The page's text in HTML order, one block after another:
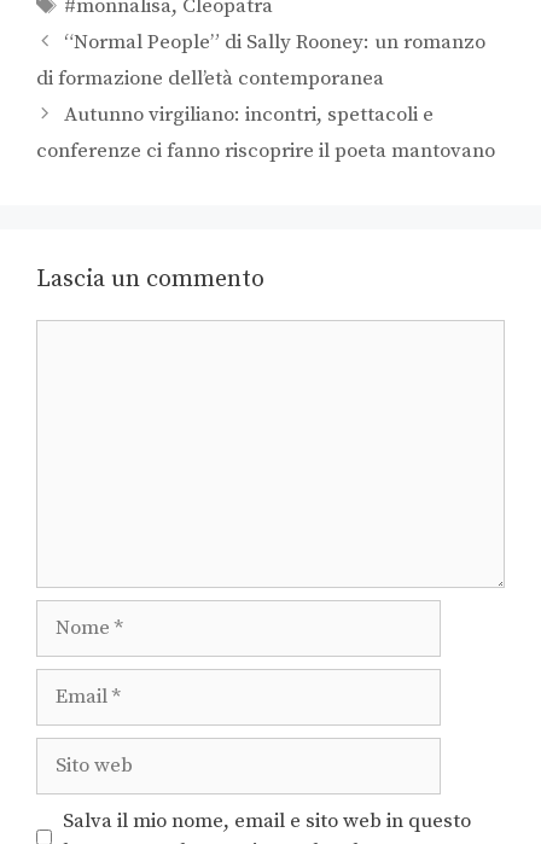
#monnalisa, Cleopatra
“Normal People” di Sally Rooney: un romanzo
di formazione dell’età contemporanea
Autunno virgiliano: incontri, spettacoli e
conferenze ci fanno riscoprire il poeta mantovano
Lascia un commento
Salva il mio nome, email e sito web in questo